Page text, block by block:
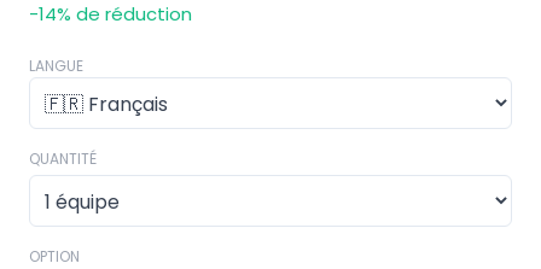
-14% de réduction
LANGUE
QUANTITÉ
OPTION